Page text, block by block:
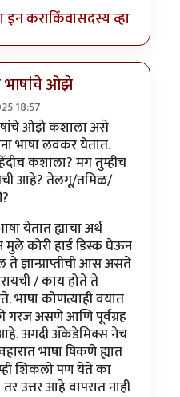
इन कराकिंवासदस्य व्हा
भाषांचे ओझे
18:57
byकंजूस
ओझे कशाला असे
भाषा लवकर येतात.
कशाला? मग तुम्हीच
आहे? तेलगू/तमिळ/
येतात ह्याचा अर्थ
कोरी हार्ड डिस्क घेऊन
आस असते
/ काय होते ते
भाषा कोणत्याही वयात
गरज असणे आणि पूर्वग्रह
अगदी अ‍ॅकेडेमिक्स नेच
भाषा षिकणे ह्यात
शिकलो पण येते का
उत्तर आहे वापरात नाही